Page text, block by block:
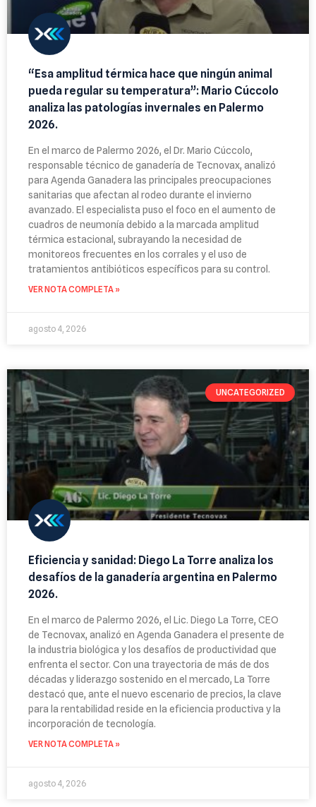
“Esa amplitud térmica hace que ningún animal
pueda regular su temperatura”: Mario Cúccolo
analiza las patologías invernales en Palermo
2026.
En el marco de Palermo 2026, el Dr. Mario Cúccolo,
responsable técnico de ganadería de Tecnovax, analizó
para Agenda Ganadera las principales preocupaciones
sanitarias que afectan al rodeo durante el invierno
avanzado. El especialista puso el foco en el aumento de
cuadros de neumonía debido a la marcada amplitud
térmica estacional, subrayando la necesidad de
monitoreos frecuentes en los corrales y el uso de
tratamientos antibióticos específicos para su control.
VER NOTA COMPLETA »
agosto 4, 2026
UNCATEGORIZED
Eficiencia y sanidad: Diego La Torre analiza los
desafíos de la ganadería argentina en Palermo
2026.
En el marco de Palermo 2026, el Lic. Diego La Torre, CEO
de Tecnovax, analizó en Agenda Ganadera el presente de
la industria biológica y los desafíos de productividad que
enfrenta el sector. Con una trayectoria de más de dos
décadas y liderazgo sostenido en el mercado, La Torre
destacó que, ante el nuevo escenario de precios, la clave
para la rentabilidad reside en la eficiencia productiva y la
incorporación de tecnología.
VER NOTA COMPLETA »
agosto 4, 2026